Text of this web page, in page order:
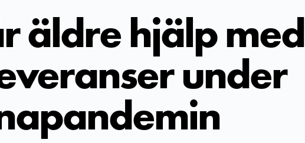
äldre hjälp med
under